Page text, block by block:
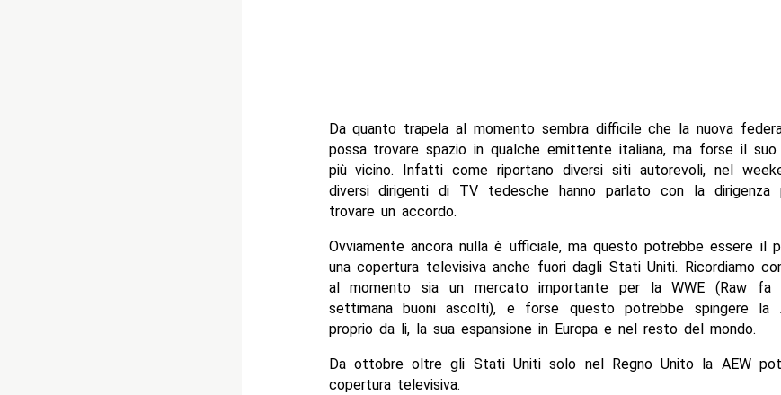
Da quanto trapela al momento sembra difficile che la nuova
possa trovare spazio in qualche emittente italiana, ma forse il suo
più vicino. Infatti come riportano diversi siti autorevoli, nel
diversi dirigenti di TV tedesche hanno parlato con la dirigenza
trovare un accordo.
Ovviamente ancora nulla è ufficiale, ma questo potrebbe essere il
una copertura televisiva anche fuori dagli Stati Uniti. Ricordiamo
al momento sia un mercato importante per la WWE (Raw fa
settimana buoni ascolti), e forse questo potrebbe spingere la
proprio da li, la sua espansione in Europa e nel resto del mondo.
Da ottobre oltre gli Stati Uniti solo nel Regno Unito la AEW
copertura televisiva.